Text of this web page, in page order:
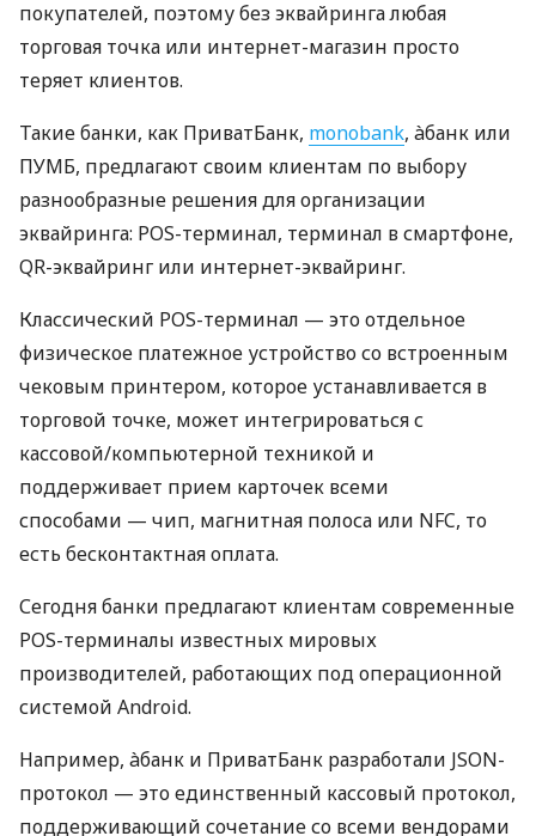
покупателей, поэтому без эквайринга любая
торговая точка или интернет-магазин просто
теряет клиентов.
Такие банки, как ПриватБанк, monobank, àбанк или
ПУМБ, предлагают своим клиентам по выбору
разнообразные решения для организации
эквайринга: POS-терминал, терминал в смартфоне,
QR-эквайринг или интернет-эквайринг.
Классический POS-терминал — это отдельное
физическое платежное устройство со встроенным
чековым принтером, которое устанавливается в
торговой точке, может интегрироваться с
кассовой/компьютерной техникой и
поддерживает прием карточек всеми
способами — чип, магнитная полоса или NFC, то
есть бесконтактная оплата.
Сегодня банки предлагают клиентам современные
POS-терминалы известных мировых
производителей, работающих под операционной
системой Android.
Например, àбанк и ПриватБанк разработали JSON-
протокол — это единственный кассовый протокол,
поддерживающий сочетание со всеми вендорами